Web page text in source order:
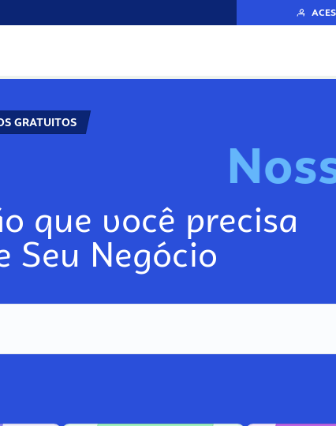
GRATUITOS
Nos
que você precisa
Seu Negócio